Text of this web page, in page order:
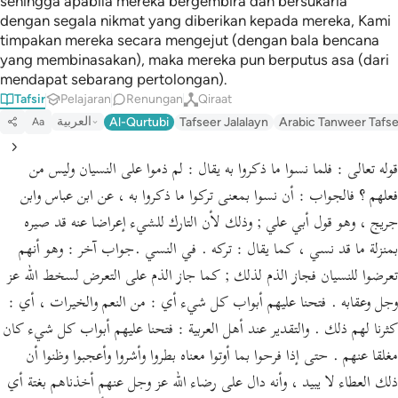
dengan segala nikmat yang diberikan kepada mereka, Kami
timpakan mereka secara mengejut (dengan bala bencana
yang membinasakan), maka mereka pun berputus asa (dari
mendapat sebarang pertolongan).
Tafsir Pelajaran Renungan Qiraat
Aa العربية Al-Qurtubi Tafseer Jalalayn Arabic Tanweer
قوله تعالى : فلما نسوا ما ذكروا به يقال : لم ذموا على النسيان وليس من
فعلهم ؟ فالجواب : أن نسوا بمعنى تركوا ما ذكروا به ، عن ابن عباس وابن
جريج ، وهو قول أبي علي ; وذلك لأن التارك للشيء إعراضا عنه قد صيره
بمنزلة ما قد نسي ، كما يقال : تركه . في النسي .جواب آخر : وهو أنهم
تعرضوا للنسيان فجاز الذم لذلك ; كما جاز الذم على التعرض لسخط الله عز
وجل وعقابه . فتحنا عليهم أبواب كل شيء أي : من النعم والخيرات ، أي :
كثرنا لهم ذلك . والتقدير عند أهل العربية : فتحنا عليهم أبواب كل شيء كان
مغلقا عنهم . حتى إذا فرحوا بما أوتوا معناه بطروا وأشروا وأعجبوا وظنوا أن
ذلك العطاء لا يبيد ، وأنه دال على رضاء الله عز وجل عنهم أخذناهم بغتة أي